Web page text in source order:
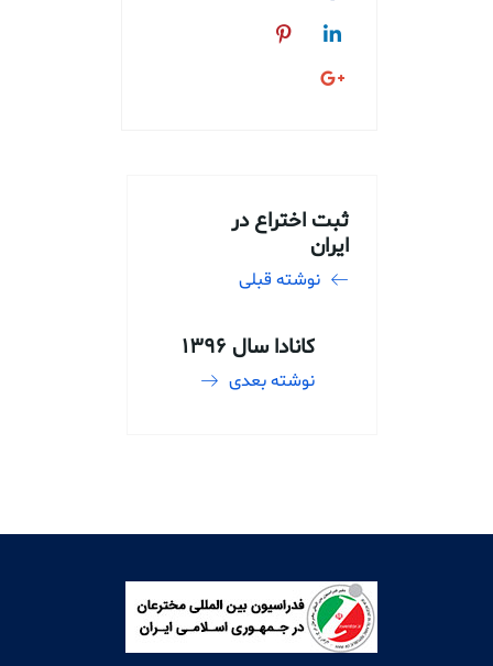
ثبت اختراع در
ایران
نوشته قبلی
کانادا سال 1396
نوشته بعدی